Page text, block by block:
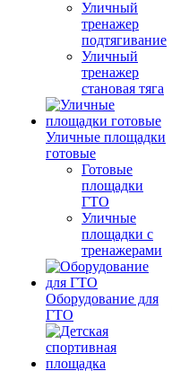
Уличный
тренажер
подтягивание
Уличный
тренажер
становая тяга
Уличные площадки
готовые
Готовые
площадки
ГТО
Уличные
площадки с
тренажерами
Оборудование для
ГТО